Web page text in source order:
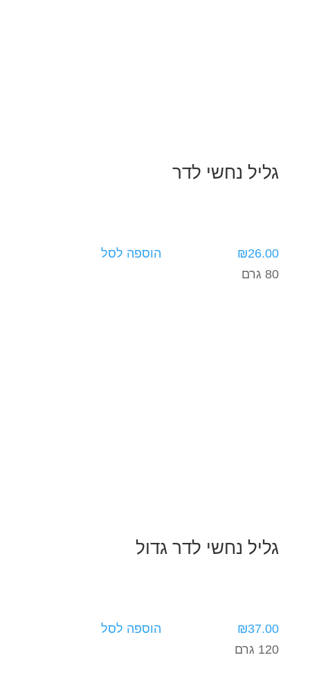
גליל נחשי לדר
₪26.00
הוספה לסל
80 גרם
גליל נחשי לדר גדול
₪37.00
הוספה לסל
120 גרם